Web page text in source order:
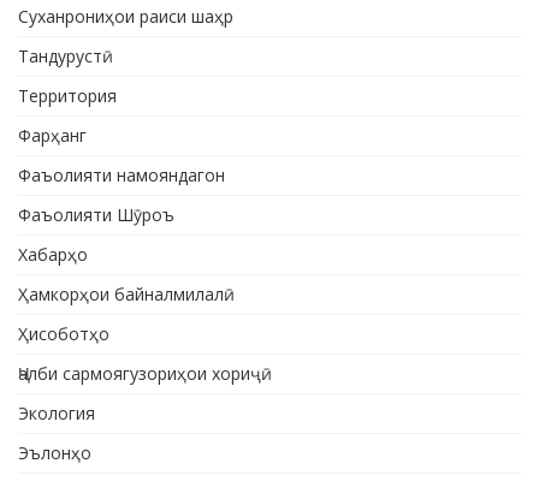
Суханрониҳои раиси шаҳр
Тандурустӣ
Территория
Фарҳанг
Фаъолияти намояндагон
Фаъолияти Шӯроъ
Хабарҳо
Ҳамкорҳои байналмилалӣ
Ҳисоботҳо
Ҷалби сармоягузориҳои хориҷӣ
Экология
Эълонҳо